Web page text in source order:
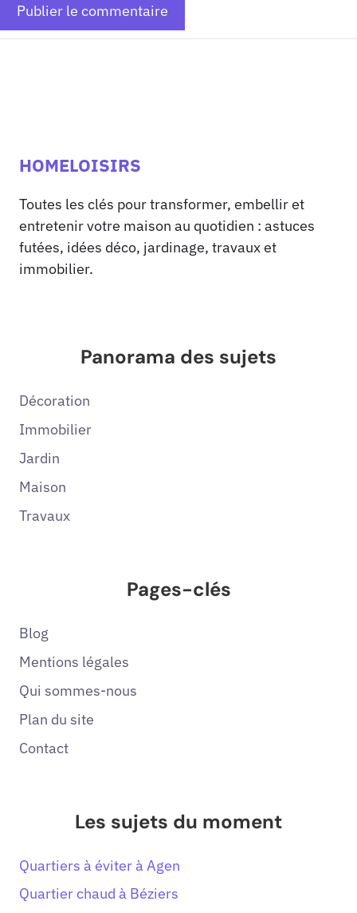
HOMELOISIRS
Toutes les clés pour transformer, embellir et
entretenir votre maison au quotidien : astuces
futées, idées déco, jardinage, travaux et
immobilier.
Panorama des sujets
Décoration
Immobilier
Jardin
Maison
Travaux
Pages-clés
Blog
Mentions légales
Qui sommes-nous
Plan du site
Contact
Les sujets du moment
Quartiers à éviter à Agen
Quartier chaud à Béziers